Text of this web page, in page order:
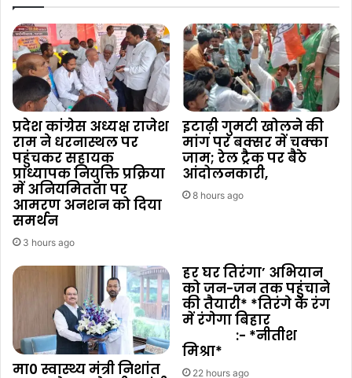
प्रदेश कांग्रेस अध्यक्ष राजेश
राम ने धरनास्थल पर
पहुंचकर सहायक
प्राध्यापक नियुक्ति प्रक्रिया
में अनियमितता पर
आमरण अनशन को दिया
समर्थन
3 hours ago
इटाढ़ी गुमटी खोलने की
मांग पर बक्सर में चक्का
जाम; रेल ट्रैक पर बैठे
आंदोलनकारी,
8 hours ago
मा0 स्वास्थ्य मंत्री निशांत
हर घर तिरंगा’ अभियान
को जन-जन तक पहुंचाने
की तैयारी* *तिरंगे के रंग
में रंगेगा बिहार
:- *नीतीश
मिश्रा*
22 hours ago